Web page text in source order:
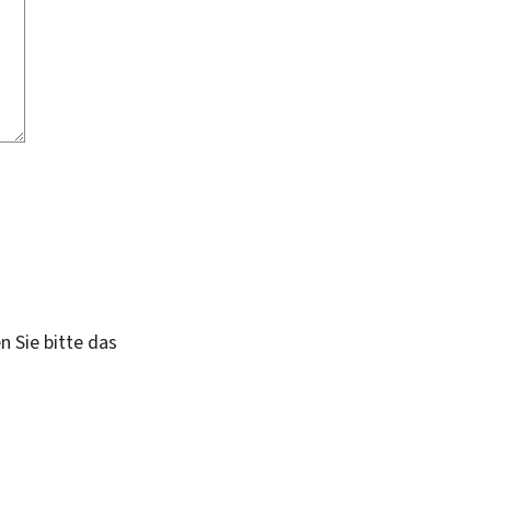
Sie bitte das